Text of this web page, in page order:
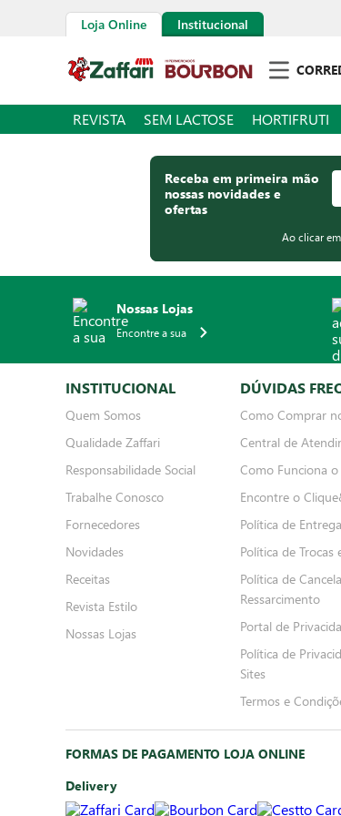
Loja Online Institucional
REVISTA SEM LACTOSE HORTIFRUTI
Receba em primeira mão
nossas novidades e
ofertas
Ao clicar
Nossas Lojas
Encontre a sua
INSTITUCIONAL
Quem Somos
Qualidade Zaffari
Responsabilidade Social
Trabalhe Conosco
Fornecedores
Novidades
Receitas
Revista Estilo
Nossas Lojas
DÚVIDAS
Como Comprar
Central de
Como Funciona
Encontre o
Política de Entrega
Política de Trocas
Política de
Ressarcimento
Portal de
Política de
Sites
Termos e
FORMAS DE PAGAMENTO LOJA ONLINE
Delivery